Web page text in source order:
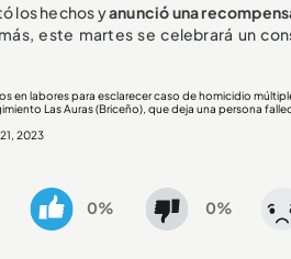
los hechos yanunció una
este martes se celebrará un
en labores para esclarecer caso de homicidio
Las Auras (Briceño), que deja una persona
2023
0% 0%